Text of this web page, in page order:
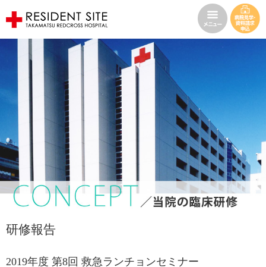
研修報告
2019年度 第8回 救急ランチョンセミナー